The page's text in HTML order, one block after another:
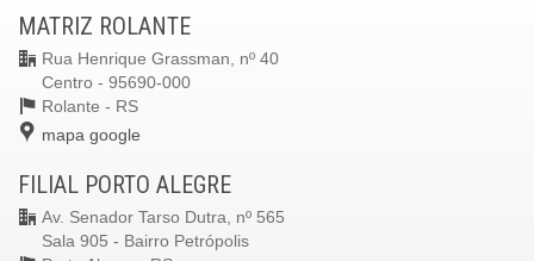
MATRIZ ROLANTE
Rua Henrique Grassman, nº 40
Centro - 95690-000
Rolante - RS
mapa google
FILIAL PORTO ALEGRE
Av. Senador Tarso Dutra, nº 565
Sala 905 - Bairro Petrópolis